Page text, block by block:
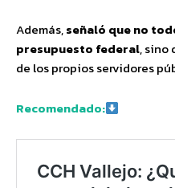
Además,señaló que no
presupuesto federal, sino
de los propios servidores
Recomendado: